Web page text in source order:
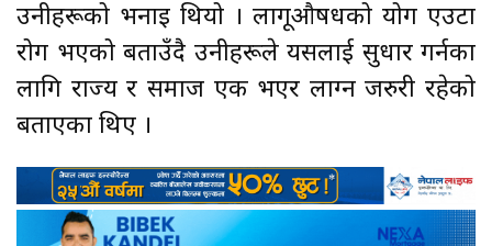
उनीहरूको भनाइ थियो । लागूऔषधको प्रयोग एउटा
रोग भएको बताउँदै उनीहरूले यसलाई सुधार गर्नका
लागि राज्य र समाज एक भएर लाग्न जरुरी रहेको
बताएका थिए ।